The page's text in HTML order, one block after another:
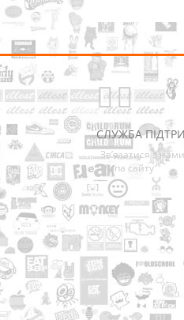
СЛУЖБА
Зв’язатися з нами
Мапа сайту